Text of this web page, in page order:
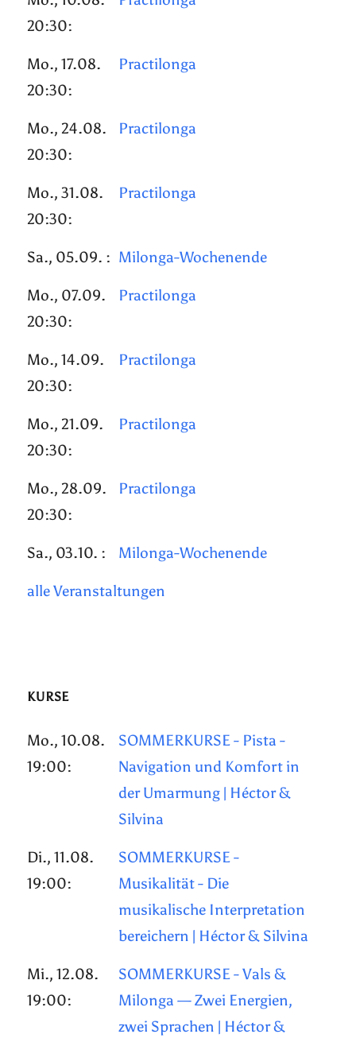
20:30:
Mo., 17.08.
20:30:
Practilonga
Mo., 24.08.
20:30:
Practilonga
Mo., 31.08.
20:30:
Practilonga
Sa., 05.09. : Milonga-Wochenende
Mo., 07.09.
20:30:
Practilonga
Mo., 14.09.
20:30:
Practilonga
Mo., 21.09.
20:30:
Practilonga
Mo., 28.09.
20:30:
Practilonga
Sa., 03.10. : Milonga-Wochenende
alle Veranstaltungen
KURSE
Mo., 10.08.
19:00:
SOMMERKURSE - Pista -
Navigation und Komfort in
der Umarmung | Héctor &
Silvina
Di., 11.08.
19:00:
SOMMERKURSE -
Musikalität - Die
musikalische Interpretation
bereichern | Héctor & Silvina
Mi., 12.08.
19:00:
SOMMERKURSE - Vals &
Milonga — Zwei Energien,
zwei Sprachen | Héctor &